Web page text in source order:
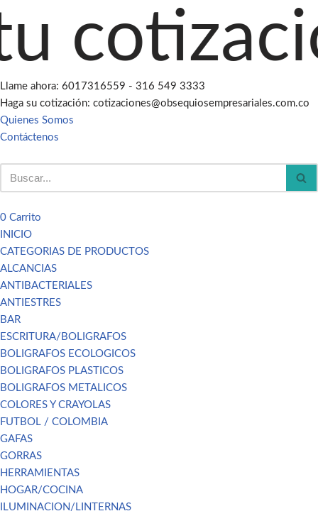
al
Llame ahora: 6017316559 - 316 549 3333
Haga su cotización: cotizaciones@obsequiosempresariales.com.co
Quienes Somos
Contáctenos
0 Carrito
INICIO
CATEGORIAS DE PRODUCTOS
ALCANCIAS
ANTIBACTERIALES
ANTIESTRES
BAR
ESCRITURA/BOLIGRAFOS
BOLIGRAFOS ECOLOGICOS
BOLIGRAFOS PLASTICOS
BOLIGRAFOS METALICOS
COLORES Y CRAYOLAS
FUTBOL / COLOMBIA
GAFAS
GORRAS
HERRAMIENTAS
HOGAR/COCINA
ILUMINACION/LINTERNAS